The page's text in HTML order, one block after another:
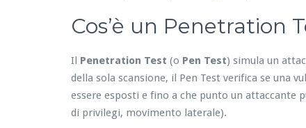
Cos’è un Penetration
Il Penetration Test (o Pen Test) simula un
della sola scansione, il Pen Test verifica se una
essere esposti e fino a che punto un attaccante
di privilegi, movimento laterale).